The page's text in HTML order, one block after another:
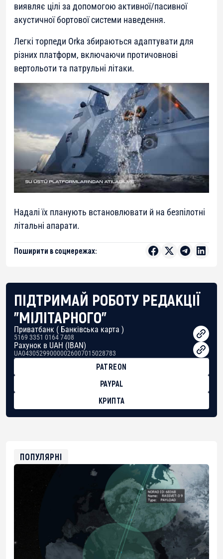
виявляє цілі за допомогою активної/пасивної
акустичної бортової системи наведення.
Легкі торпеди Orka збираються адаптувати для
різних платформ, включаючи протичовнові
вертольоти та патрульні літаки.
Надалі їх планують встановлювати й на безпілотні
літальні апарати.
Поширити в соцмережах:
ПІДТРИМАЙ РОБОТУ РЕДАКЦІЇ
"МІЛІТАРНОГО"
Приватбанк ( Банківська карта )
5169 3351 0164 7408
Рахунок в UAH (IBAN)
UA043052990000026007015028783
PATREON
PAYPAL
КРИПТА
0xfD02863D3289416fcF50975c9DFda13623f97758
ПОПУЛЯРНІ